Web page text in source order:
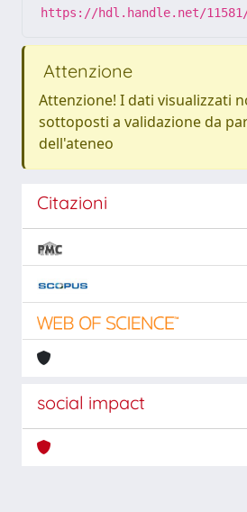
https://hdl.handle.net/11581/
Attenzione
Attenzione! I dati visualizzati
sottoposti a validazione da
dell'ateneo
Citazioni
social impact